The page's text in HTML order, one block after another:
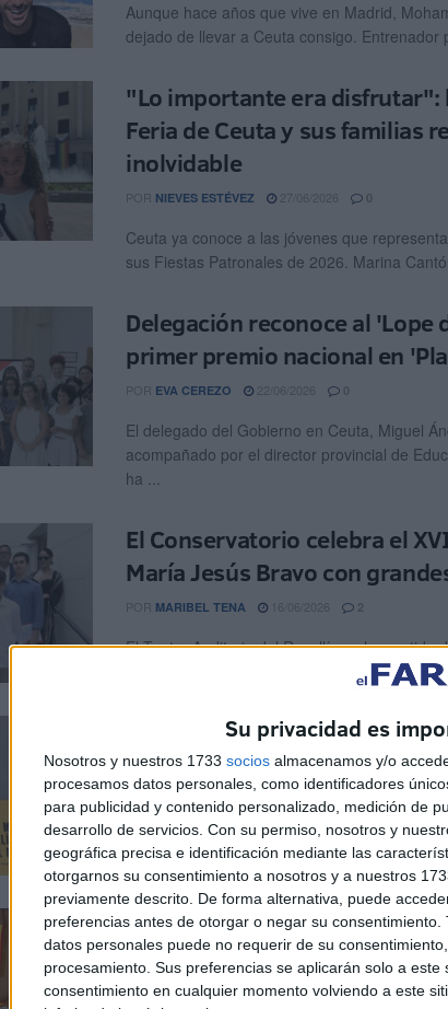
Su privacidad es
Nosotros y nuestros 1733 socios almacenamos y/o
procesamos datos personales, como identificadores
para publicidad y contenido personalizado, medición de
desarrollo de servicios. Con su permiso, nosotros y
geográfica precisa e identificación mediante las
otorgarnos su consentimiento a nosotros y a nuestros
previamente descrito. De forma alternativa, puede
preferencias antes de otorgar o negar su consentimiento.
datos personales puede no requerir de su
procesamiento. Sus preferencias se aplicarán solo a
consentimiento en cualquier momento volviendo a este
Aunque hace años que vive en Madrid,
dejado de llevar a Ceuta consigo. Entrenador
"Lo importante era disfrutar":
Feria de Ceuta y sus familias
inolvidable
POR NIEVES ESTÉVEZ 27/06/2026 0
Ceuta ya conoce a las jóvenes que
sus Fiestas Patronales de 2026. Marina
Delegación reconoce al 'Lope
primer premio nacional en
POR EVA CEREZO 0
El delegado del Gobierno en Ceuta, Miguel
acompañado por el director provincial de
ha ...
El Conservatorio celebra el
María Jesús Bravo con
POR MARIBEL TENA 2
El Teatro Auditorio del Revellín se ha vestido
El Premio Avant Ceuta abre
nuevos autores
POR MARIBEL TENA 14/06/2026
Un año más, Avant Editorial ha lanzado el
Poesía y Narrativa ‘Avant Ceuta’ 2026. Un
Lucía Suero, del 'San Daniel',
Ceuta de '¿Qué es un rey
POR ISABEL JIMÉNEZ 10/06/2026 0